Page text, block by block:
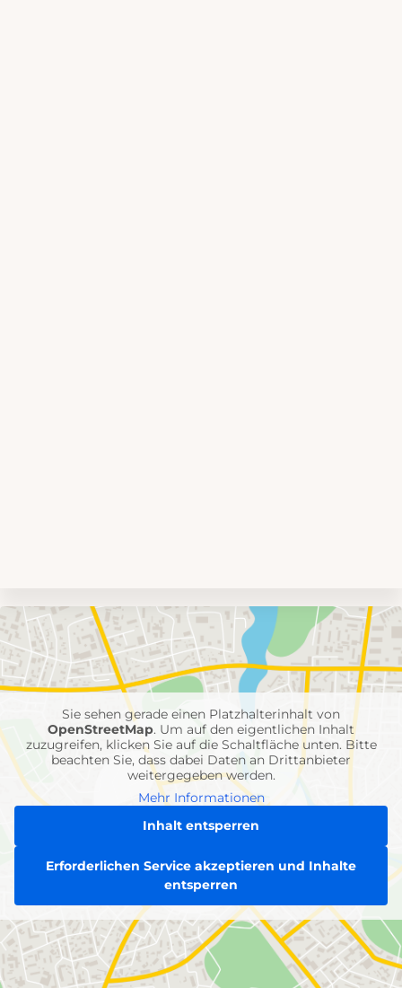
Umgebungskarte
mit
Feuerwehr-
Einheiten
Sie sehen gerade einen Platzhalterinhalt von
OpenStreetMap. Um auf den eigentlichen Inhalt
zuzugreifen, klicken Sie auf die Schaltfläche unten. Bitte
beachten Sie, dass dabei Daten an Drittanbieter
weitergegeben werden.
Mehr Informationen
Inhalt entsperren
Erforderlichen Service akzeptieren und Inhalte
entsperren